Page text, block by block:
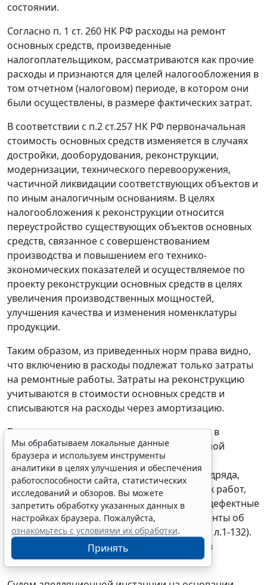
состоянии.
Согласно п. 1 ст. 260 НК РФ расходы на ремонт
основных средств, произведенные
налогоплательщиком, рассматриваются как прочие
расходы и признаются для целей налогообложения в
том отчетном (налоговом) периоде, в котором они
были осуществлены, в размере фактических затрат.
В соответствии с п.2 ст.257 НК РФ первоначальная
стоимость основных средств изменяется в случаях
достройки, дооборудования, реконструкции,
модернизации, технического перевооружения,
частичной ликвидации соответствующих объектов и
по иным аналогичным основаниям. В целях
налогообложения к реконструкции относится
переустройство существующих объектов основных
средств, связанное с совершенствованием
производства и повышением его технико-
экономических показателей и осуществляемое по
проекту реконструкции основных средств в целях
увеличения производственных мощностей,
улучшения качества и изменения номенклатуры
продукции.
Таким образом, из приведенных норм права видно,
что включению в расходы подлежат только затраты
на ремонтные работы. Затраты на реконструкцию
учитываются в стоимости основных средств и
списываются на расходы через амортизацию.
В подтверждение произведенных расходов в
указанной сумме заявителем в ходе выездной
налоговой проверки и в материалы дела
представлены договоры строительного подряда,
счета-фактуры, акты приемки выполненных работ,
справки о стоимости выполненных работ, дефектные
ведомости, технические паспорта и документы об
оплате выполненных работ (т.7 л.28-154, т.8 л.1-132).
Факт оплаты заявителем спорных расходов
налоговым органом не оспаривается.
Мы обрабатываем локальные данные
браузера и используем инструменты
аналитики в целях улучшения и обеспечения
работоспособности сайта, статистических
исследований и обзоров. Вы можете
запретить обработку указанных данных в
настройках браузера. Пожалуйста,
ознакомьтесь с условиями их обработки.
Принять